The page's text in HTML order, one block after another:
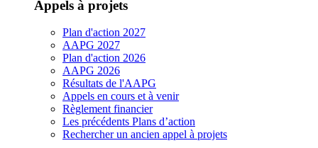
Appels à projets
Plan d'action 2027
AAPG 2027
Plan d'action 2026
AAPG 2026
Résultats de l'AAPG
Appels en cours et à venir
Règlement financier
Les précédents Plans d’action
Rechercher un ancien appel à projets